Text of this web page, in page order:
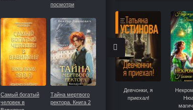
Девчонки, я
приехал!
посмотри
Самый богатый
человек в
Тайна мертвого
ректора. Книга 2